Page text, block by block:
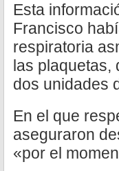
Esta
Francisco
respiratoria
las plaquetas,
dos unidades
En el que
aseguraron
«por el